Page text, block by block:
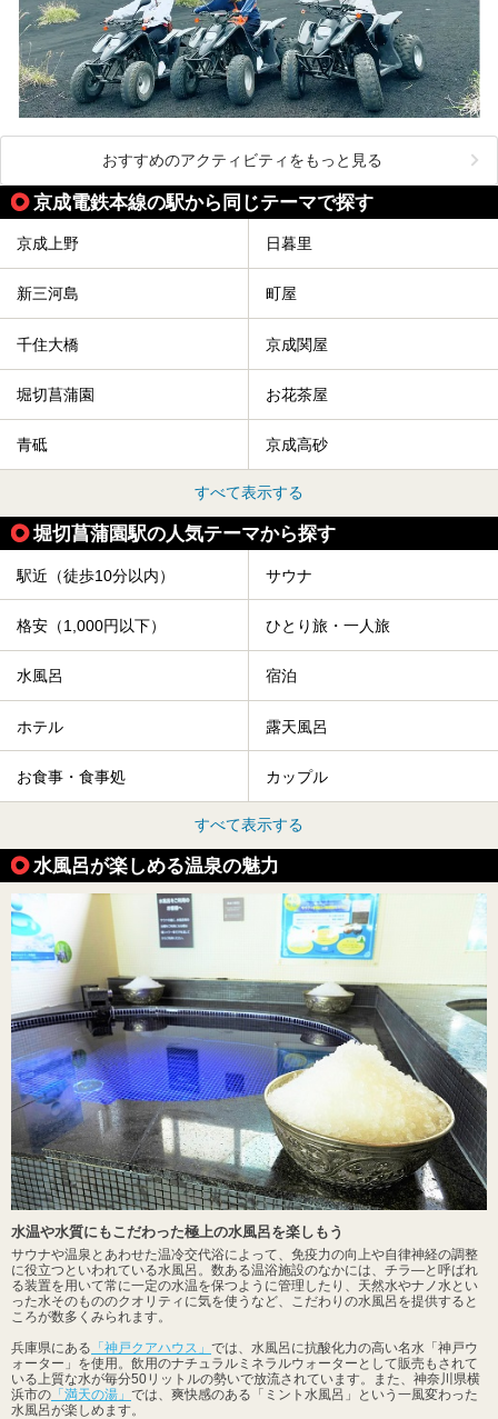
おすすめのアクティビティをもっと見る
京成電鉄本線の駅から同じテーマで探す
京成上野 日暮里
新三河島 町屋
千住大橋 京成関屋
堀切菖蒲園 お花茶屋
青砥 京成高砂
すべて表示する
堀切菖蒲園駅の人気テーマから探す
駅近（徒歩10分以内） サウナ
格安（1,000円以下） ひとり旅・一人旅
水風呂 宿泊
ホテル 露天風呂
お食事・食事処 カップル
すべて表示する
水風呂が楽しめる温泉の魅力
水温や水質にもこだわった極上の水風呂を楽しもう
サウナや温泉とあわせた温冷交代浴によって、免疫力の向上や自律神経の調整
に役立つといわれている水風呂。数ある温浴施設のなかには、チラ―と呼ばれ
る装置を用いて常に一定の水温を保つように管理したり、天然水やナノ水とい
った水そのもののクオリティに気を使うなど、こだわりの水風呂を提供すると
ころが数多くみられます。
兵庫県にある 「神戸クアハウス」 では、水風呂に抗酸化力の高い名水「神戸ウ
ォーター」を使用。飲用のナチュラルミネラルウォーターとして販売もされて
いる上質な水が毎分50リットルの勢いで放流されています。また、神奈川県横
浜市の 「満天の湯」 では、爽快感のある「ミント水風呂」という一風変わった
水風呂が楽しめます。